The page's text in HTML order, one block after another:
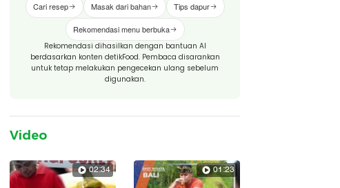
Cari resep Masak dari bahan Tips dapur
Rekomendasi menu berbuka
Rekomendasi dihasilkan dengan bantuan AI
berdasarkan konten detikFood. Pembaca disarankan
untuk tetap melakukan pengecekan ulang sebelum
digunakan.
Video
02:34 01:23